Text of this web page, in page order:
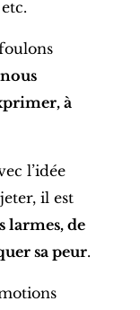
à
l’idée
il est
larmes, de
sa peur.